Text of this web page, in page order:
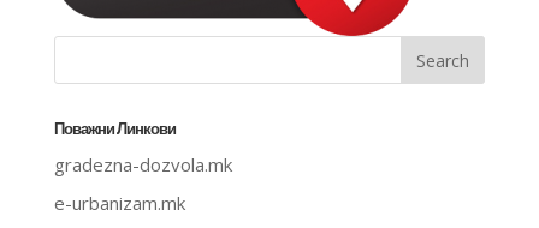
Поважни Линкови
gradezna-dozvola.mk
e-urbanizam.mk